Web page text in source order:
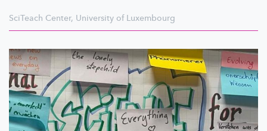
SciTeach Center, University of Luxembourg